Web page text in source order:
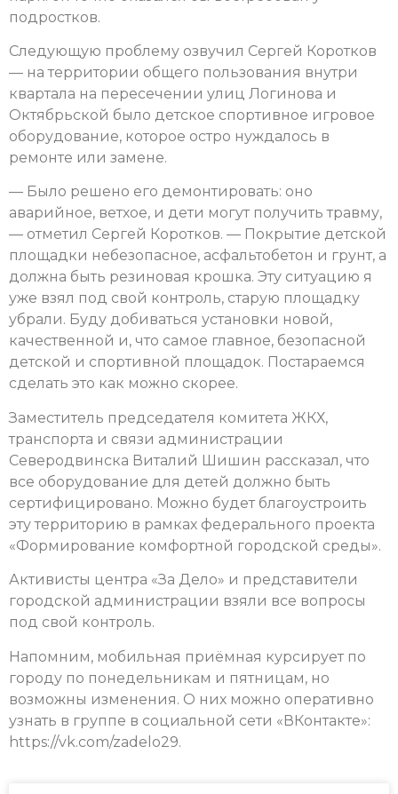
подростков.
Следующую проблему озвучил Сергей Коротков
— на территории общего пользования внутри
квартала на пересечении улиц Логинова и
Октябрьской было детское спортивное игровое
оборудование, которое остро нуждалось в
ремонте или замене.
— Было решено его демонтировать: оно
аварийное, ветхое, и дети могут получить травму,
— отметил Сергей Коротков. — Покрытие детской
площадки небезопасное, асфальтобетон и грунт, а
должна быть резиновая крошка. Эту ситуацию я
уже взял под свой контроль, старую площадку
убрали. Буду добиваться установки новой,
качественной и, что самое главное, безопасной
детской и спортивной площадок. Постараемся
сделать это как можно скорее.
Заместитель председателя комитета ЖКХ,
транспорта и связи администрации
Северодвинска Виталий Шишин рассказал, что
все оборудование для детей должно быть
сертифицировано. Можно будет благоустроить
эту территорию в рамках федерального проекта
«Формирование комфортной городской среды».
Активисты центра «За Дело» и представители
городской администрации взяли все вопросы
под свой контроль.
Напомним, мобильная приёмная курсирует по
городу по понедельникам и пятницам, но
возможны изменения. О них можно оперативно
узнать в группе в социальной сети «ВКонтакте»:
https://vk.com/zadelo29.